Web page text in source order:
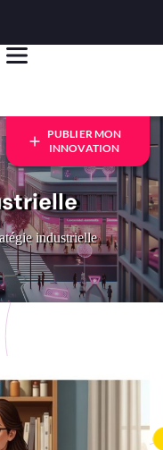
PUBLIER MON
INNOVATION
industrielle